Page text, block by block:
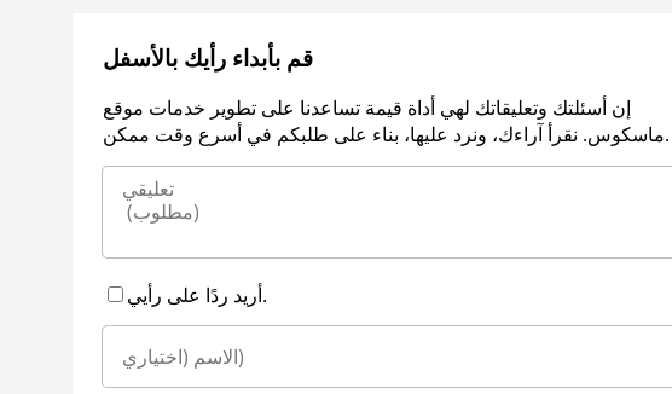
قم بأبداء رأيك بالأسفل
إن أسئلتك وتعليقاتك لهي أداة قيمة تساعدنا على تطوير خدمات موقع
ماسكوس. نقرأ آراءك، ونرد عليها، بناء على طلبكم في أسرع وقت ممكن.
أريد ردًا على رأيي.